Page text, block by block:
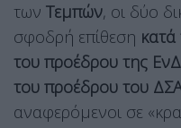
των Τεμπών, οι δύο
σφοδρή επίθεση
του προέδρου της
του προέδρου του
αναφερόμενοι σε